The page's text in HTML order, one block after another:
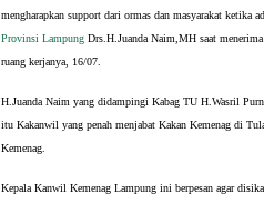
mengharapkan support dari ormas dan masyarakat ketika
Provinsi Lampung Drs.H.Juanda Naim,MH saat
ruang kerjanya, 16/07.
H.Juanda Naim yang didampingi Kabag TU H.Wasril
itu Kakanwil yang penah menjabat Kakan Kemenag di
Kemenag.
Kepala Kanwil Kemenag Lampung ini berpesan agar